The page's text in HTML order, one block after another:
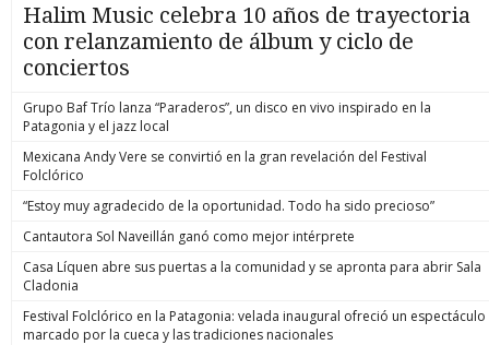
Halim Music celebra 10 años de trayectoria
con relanzamiento de álbum y ciclo de
conciertos
Grupo Baf Trío lanza “Paraderos”, un disco en vivo inspirado en la
Patagonia y el jazz local
Mexicana Andy Vere se convirtió en la gran revelación del Festival
Folclórico
“Estoy muy agradecido de la oportunidad. Todo ha sido precioso”
Cantautora Sol Naveillán ganó como mejor intérprete
Casa Líquen abre sus puertas a la comunidad y se apronta para abrir Sala
Cladonia
Festival Folclórico en la Patagonia: velada inaugural ofreció un espectáculo
marcado por la cueca y las tradiciones nacionales